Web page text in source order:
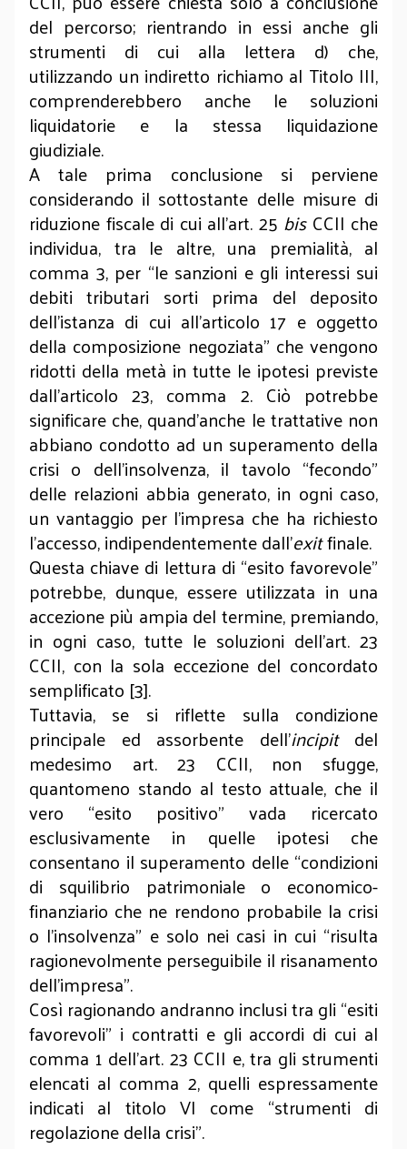
del percorso; rientrando in essi anche gli
strumenti di cui alla lettera d) che,
utilizzando un indiretto richiamo al Titolo III,
comprenderebbero anche le soluzioni
liquidatorie e la stessa liquidazione
giudiziale.
A tale prima conclusione si perviene
considerando il sottostante delle misure di
riduzione fiscale di cui all’art. 25 bisCCII che
individua, tra le altre, una premialità, al
comma 3, per “le sanzioni e gli interessi sui
debiti tributari sorti prima del deposito
dell’istanza di cui all’articolo 17 e oggetto
della composizione negoziata” che vengono
ridotti della metà in tutte le ipotesi previste
dall’articolo 23, comma 2. Ciò potrebbe
significare che, quand’anche le trattative non
abbiano condotto ad un superamento della
crisi o dell’insolvenza, il tavolo “fecondo”
delle relazioni abbia generato, in ogni caso,
un vantaggio per l’impresa che ha richiesto
l’accesso, indipendentemente dall’exitfinale.
Questa chiave di lettura di “esito favorevole”
potrebbe, dunque, essere utilizzata in una
accezione più ampia del termine, premiando,
in ogni caso, tutte le soluzioni dell’art. 23
CCII, con la sola eccezione del concordato
semplificato [3].
Tuttavia, se si riflette sulla condizione
principale ed assorbente dell’incipitdel
medesimo art. 23 CCII, non sfugge,
quantomeno stando al testo attuale, che il
vero “esito positivo” vada ricercato
esclusivamente in quelle ipotesi che
consentano il superamento delle “condizioni
di squilibrio patrimoniale o economico-
finanziario che ne rendono probabile la crisi
o l’insolvenza” e solo nei casi in cui “risulta
ragionevolmente perseguibile il risanamento
dell’impresa”.
Così ragionando andranno inclusi tra gli “esiti
favorevoli” i contratti e gli accordi di cui al
comma 1 dell’art. 23 CCII e, tra gli strumenti
elencati al comma 2, quelli espressamente
indicati al titolo VI come “strumenti di
regolazione della crisi”.